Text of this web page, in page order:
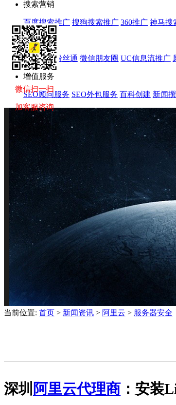
搜索营销
百度搜索推广 搜狗搜索推广 360推广 神马搜
效果营销
新浪微博粉丝通 微信朋友圈 UC信息流推广
增值服务
SEO顾问服务 SEO外包服务 百科创建 新闻
当前位置: 首页 > 新闻资讯 > 阿里云 > 服务器安全
深圳 阿里云代理商 ：安装
微信扫一扫
加客服咨询